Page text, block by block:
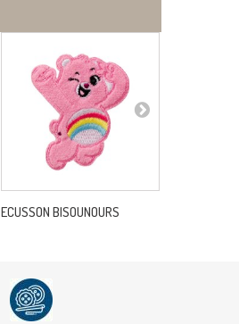
ECUSSON BISOUNOURS